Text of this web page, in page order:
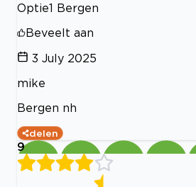
Optie1 Bergen
Beveelt aan
3 July 2025
mike
Bergen nh
delen
9